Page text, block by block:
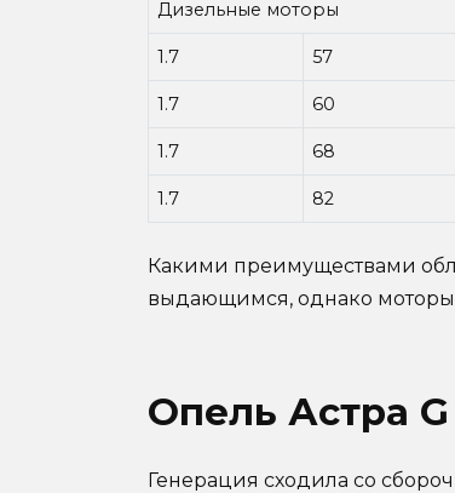
Дизельные моторы
1.7 57
1.7 60
1.7 68
1.7 82
Какими преимуществами
выдающимся, однако
Опель Астра G
Генерация сходила со